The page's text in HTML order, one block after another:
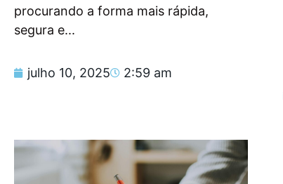
procurando a forma mais rápida,
segura e...
julho 10, 2025 2:59 am